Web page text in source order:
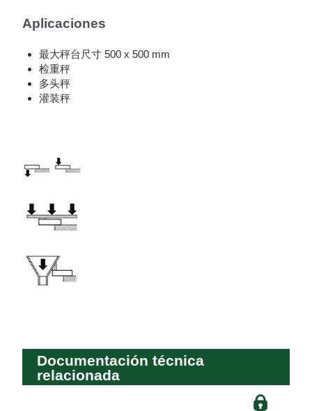
Aplicaciones
最大秤台尺寸 500 x 500 mm
检重秤
多头秤
灌装秤
Documentación técnica
relacionada